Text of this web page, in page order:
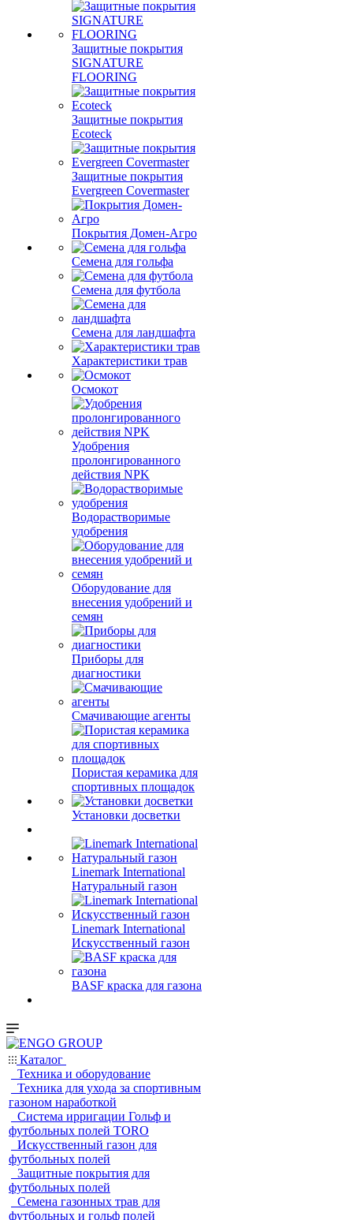
Защитные покрытия
SIGNATURE
FLOORING
Защитные покрытия
Ecoteck
Защитные покрытия
Evergreen Covermaster
Покрытия Домен-Агро
Семена для гольфа
Семена для футбола
Семена для ландшафта
Характеристики трав
Осмокот
Удобрения
пролонгированного
действия NPK
Водорастворимые
удобрения
Оборудование для
внесения удобрений и
семян
Приборы для
диагностики
Смачивающие агенты
Пористая керамика для
спортивных площадок
Установки досветки
Linemark International
Натуральный газон
Linemark International
Искусственный газон
BASF краска для газона
Каталог
Техника и оборудование
Техника для ухода за спортивным
газоном наработкой
Система ирригации Гольф и
футбольных полей TORO
Искусственный газон для
футбольных полей
Защитные покрытия для
футбольных полей
Семена газонных трав для
футбольных и гольф полей